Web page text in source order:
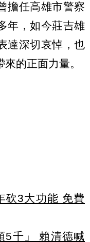
擔任高雄市警察
年，如今莊吉雄
達深切哀悼，也
的正面力量。
砍3大功能 免費
5千」 賴清德喊